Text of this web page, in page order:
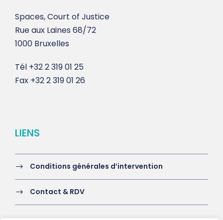
Spaces, Court of Justice
Rue aux Laines 68/72
1000 Bruxelles
Tél +32 2 319 01 25
Fax +32 2 319 01 26
LIENS
Conditions générales d’intervention
Contact & RDV